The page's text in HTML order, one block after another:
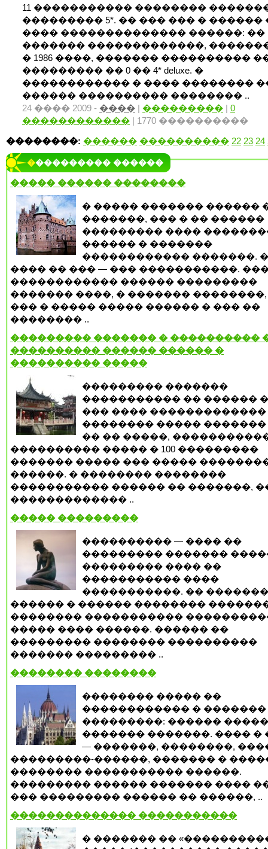
11 ����������� ��������
��������� 5*. �� ��� ��� � ������
���� �������������� ������: ��
������� �������������,
� 1986 ����, ������� ����������
��������� �� 0 �� 4* deluxe. �
������������ � ���� ��������
������ ���������� �������� ..
24 ���� 2009 - ���� | ��������� | 0
������������ | 1770 ����������
��������: ������ ���������� 22 23 24
���������� ������
����� ������ ��������
� ����� ������� ������
�������, ��� � �� ������
��������� ����
������ � �������
������������ �������.
���� �� ��� — ��� �����������.
������������ ������ ���������
������� ����, � �������
��� � ����� ����� ������ � ��� ��
�������� ..
��������� ������� � ����������
���������� ������ ������ �
���������� �����
��������� �������
����������� �� ������
��� ���� �������������
�������� ����� �������
�� �� �����,
���������� ����� � 100 ���������
������� ����� ��� �����
������. � �������� ��������
����������� ������ �� �������,
������������� ..
����� ���������
���������� — ���� ��
��������� �������
��������� ���� ��
����������� ����
�����������. ��
������ � ������ ��������
�������� �����������
����� ���� ������. ������ ��
��������� �������� ����������
������� ��������� ..
�������� ��������
�������� ����� ��
������������ � �������
���������: ������
������� �������. ���� �
— �������, ��������,
���������-������, ������� �
�������� ����������� ������.
��������� ������ ������� ����
��� ��������� ������ �� ������, ..
�������������� �����������
� ������� ��